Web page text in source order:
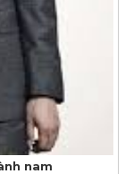
nam